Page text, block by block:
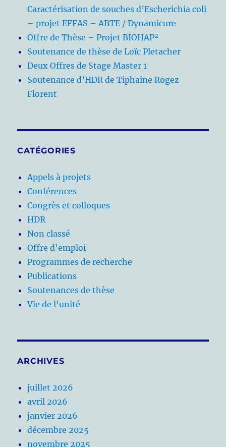
Caractérisation de souches d’Escherichia coli
– projet EFFAS – ABTE / Dynamicure
Offre de Thèse – Projet BIOHAP²
Soutenance de thèse de Loïc Pletacher
Deux Offres de Stage Master 1
Soutenance d’HDR de Tiphaine Rogez
Florent
CATÉGORIES
Appels à projets
Conférences
Congrès et colloques
HDR
Non classé
Offre d'emploi
Programmes de recherche
Publications
Soutenances de thèse
Vie de l'unité
ARCHIVES
juillet 2026
avril 2026
janvier 2026
décembre 2025
novembre 2025